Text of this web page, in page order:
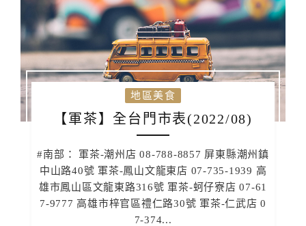
地區美食
【軍茶】全台門市表(2022/08)
#南部： 軍茶-潮州店 08-788-8857 屏東縣潮州鎮
中山路40號 軍茶-鳳山文龍東店 07-735-1939 高
雄市鳳山區文龍東路316號 軍茶-蚵仔寮店 07-61
7-9777 高雄市梓官區禮仁路30號 軍茶-仁武店 0
7-374...